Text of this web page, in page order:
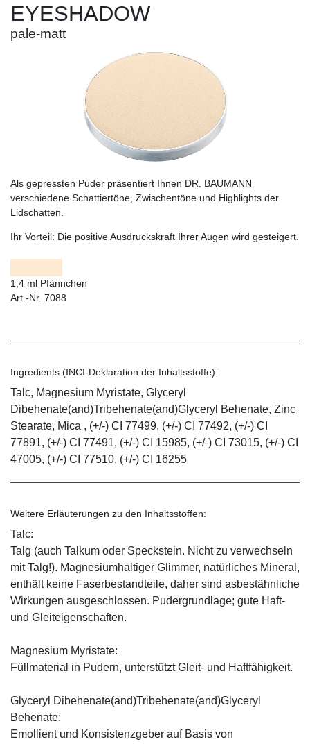
EYESHADOW
pale-matt
Als gepressten Puder präsentiert Ihnen DR. BAUMANN
verschiedene Schattiertöne, Zwischentöne und Highlights der
Lidschatten.
Ihr Vorteil: Die positive Ausdruckskraft Ihrer Augen wird gesteigert.
1,4 ml Pfännchen
Art.-Nr. 7088
Ingredients (INCI-Deklaration der Inhaltsstoffe):
Talc, Magnesium Myristate, Glyceryl
Dibehenate(and)Tribehenate(and)Glyceryl Behenate, Zinc
Stearate, Mica , (+/-) CI 77499, (+/-) CI 77492, (+/-) CI
77891, (+/-) CI 77491, (+/-) CI 15985, (+/-) CI 73015, (+/-) CI
47005, (+/-) CI 77510, (+/-) CI 16255
Weitere Erläuterungen zu den Inhaltsstoffen:
Talc:
Talg (auch Talkum oder Speckstein. Nicht zu verwechseln
mit Talg!). Magnesiumhaltiger Glimmer, natürliches Mineral,
enthält keine Faserbestandteile, daher sind asbestähnliche
Wirkungen ausgeschlossen. Pudergrundlage; gute Haft-
und Gleiteigenschaften.
Magnesium Myristate:
Füllmaterial in Pudern, unterstützt Gleit- und Haftfähigkeit.
Glyceryl Dibehenate(and)Tribehenate(and)Glyceryl
Behenate:
Emollient und Konsistenzgeber auf Basis von